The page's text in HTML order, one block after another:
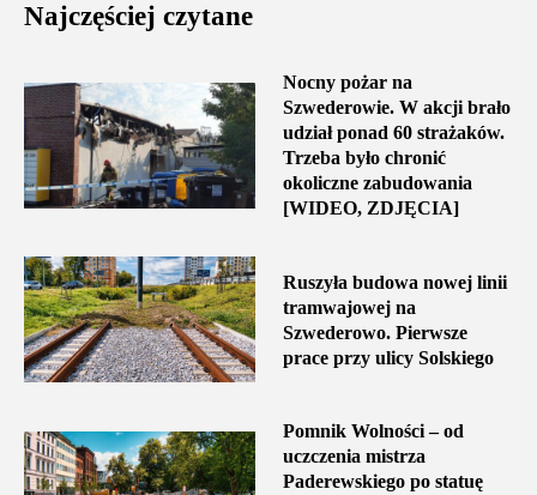
Najczęściej czytane
Nocny pożar na
Szwederowie. W akcji brało
udział ponad 60 strażaków.
Trzeba było chronić
okoliczne zabudowania
[WIDEO, ZDJĘCIA]
Ruszyła budowa nowej linii
tramwajowej na
Szwederowo. Pierwsze
prace przy ulicy Solskiego
Pomnik Wolności – od
uczczenia mistrza
Paderewskiego po statuę